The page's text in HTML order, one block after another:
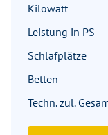
Kilowatt
Leistung in PS
Schlafplätze
Betten
Techn. zul.